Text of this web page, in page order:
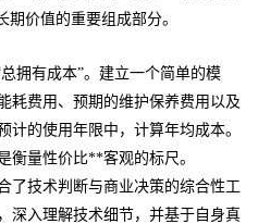
期价值的重要组成部分。
拥有成本”。建立一个简单的模
耗费用、预期的维护保养费用以及
计的使用年限中，计算年均成本。
衡量性价比**客观的标尺。
了技术判断与商业决策的综合性工
深入理解技术细节，并基于自身真